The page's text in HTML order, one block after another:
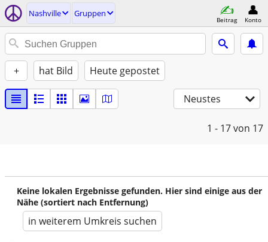
Nashville Gruppen
Beitrag Konto
+ hat Bild Heute gepostet
Neustes
1 - 17von 17
Keine lokalen Ergebnisse gefunden. Hier sind einige aus der
Nähe (sortiert nach Entfernung)
in weiterem Umkreis suchen